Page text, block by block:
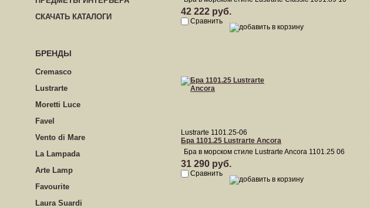
СКАЧАТЬ КАТАЛОГИ
БРЕНДЫ
Cremasco
Lustrarte
Moretti Luce
Favel
Vento di Mare
La Lampada
Arte Lamp
Favourite
Laura Suardi
42 222 руб.
Сравнить
Lustrarte 1101.25-06
Бра 1101.25 Lustrarte Ancora
Бра в морском стиле Lustrarte Ancora 1101.25 06
31 290 руб.
Сравнить